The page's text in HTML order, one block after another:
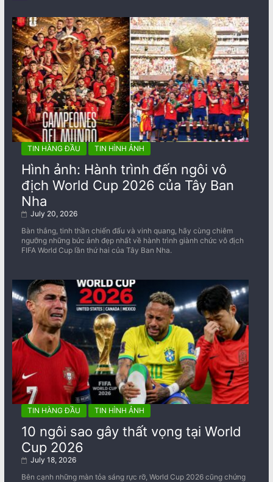
TIN HÀNG ĐẦU TIN HÌNH ẢNH
Hình ảnh: Hành trình đến ngôi vô
địch World Cup 2026 của Tây Ban
Nha
July 20, 2026
Bàn thắng, tinh thần chiến đấu và vinh quang, hãy cùng chiêm
ngưỡng những bức ảnh đẹp nhất về ​​hành trình giành chức vô địch
FIFA World Cup lần thứ hai của Tây Ban Nha.
TIN HÀNG ĐẦU TIN HÌNH ẢNH
10 ngôi sao gây thất vọng tại World
Cup 2026
July 18, 2026
Bên cạnh những màn tỏa sáng rực rỡ, World Cup 2026 cũng chứng